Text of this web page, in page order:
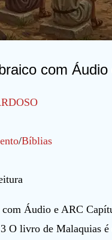
com Áudio
/Bíblias
Áudio e ARC
O livro de Malaquias